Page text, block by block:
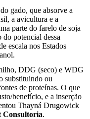
gado, que absorve a
a avicultura e a
parte do farelo de soja
potencial dessa
escala nos Estados
DDG (seco) e WDG
substituindo ou
de proteínas. O que
benefício, e a inserção
Thayná Drugowick
Consultoria.